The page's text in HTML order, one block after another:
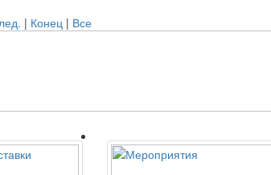
| Конец | Все